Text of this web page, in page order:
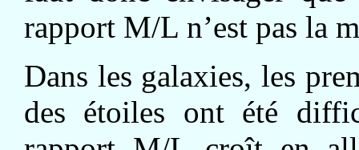
rapport M/L n’est pas la
Dans les galaxies, les
des étoiles ont été